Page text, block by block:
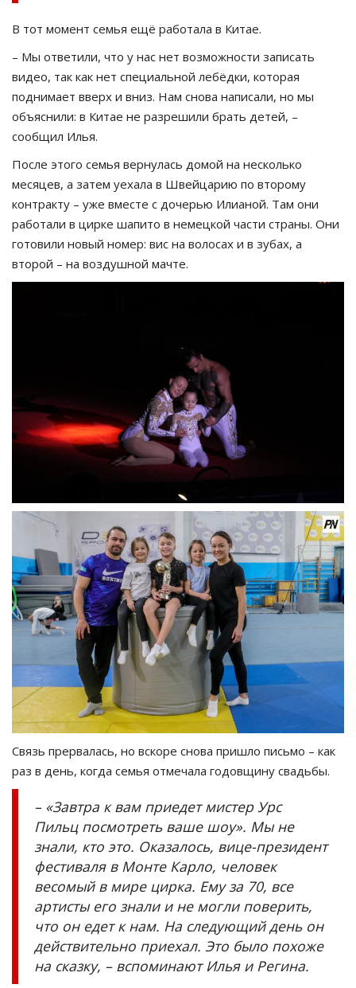
В тот момент семья ещё работала в Китае.
– Мы ответили, что у нас нет возможности записать
видео, так как нет специальной лебёдки, которая
поднимает вверх и вниз. Нам снова написали, но мы
объяснили: в Китае не разрешили брать детей, –
сообщил Илья.
После этого семья вернулась домой на несколько
месяцев, а затем уехала в Швейцарию по второму
контракту – уже вместе с дочерью Илианой. Там они
работали в цирке шапито в немецкой части страны. Они
готовили новый номер: вис на волосах и в зубах, а
второй – на воздушной мачте.
Связь прервалась, но вскоре снова пришло письмо – как
раз в день, когда семья отмечала годовщину свадьбы.
– «Завтра к вам приедет мистер Урс
Пильц посмотреть ваше шоу». Мы не
знали, кто это. Оказалось, вице-президент
фестиваля в Монте Карло, человек
весомый в мире цирка. Ему за 70, все
артисты его знали и не могли поверить,
что он едет к нам. На следующий день он
действительно приехал. Это было похоже
на сказку, – вспоминают Илья и Регина.